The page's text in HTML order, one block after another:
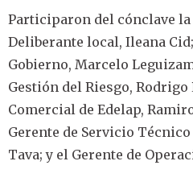
Participaron del cónclave
Deliberante local, Ileana
Gobierno, Marcelo
Gestión del Riesgo, Rodrigo
Comercial de Edelap,
Gerente de Servicio
Tava; y el Gerente de